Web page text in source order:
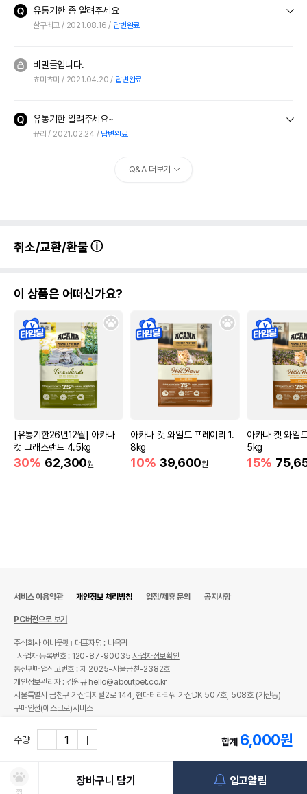
유통기한 좀 알려주세요
살구최고 2021.08.16 답변완료
비밀글입니다.
쵸미쵸미 2021.04.20 답변완료
유통기한 알려주세요~
뀨리 2021.02.24 답변완료
Q&A 더보기
취소/교환/환불
이 상품은 어떠신가요?
[유통기한26년12월] 아카나
캣 그래스랜드 4.5kg
30% 62,300원
아카나 캣 와일드 프레이리 1.
8kg
10% 39,600원
아카나 캣 와일
5kg
15%
수량 합계 6,000원
찜
장바구니 담기 입고알림
서비스 이용약관 개인정보 처리방침 입점/제휴 문의 공지사항
PC버전으로 보기
주식회사 어바웃펫
대표자명 : 나옥귀
사업자 등록번호 : 120-87-90035사업자정보확인
통신판매업신고번호 : 제 2025-서울금천-2382호
개인정보관리자 : 김원규 hello@aboutpet.co.kr
서울특별시 금천구 가산디지털2로 144, 현대테라타워 가산DK 507호, 508호 (가산동)
구매안전(에스크로)서비스